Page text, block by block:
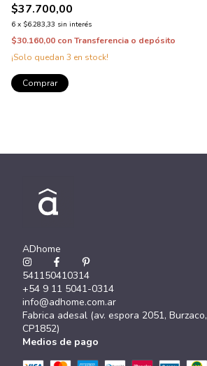
$37.700,00
6 x $6.283,33 sin interés
$30.160,00 conTransferencia o depósito
¡Solo quedan 3 en stock!
Comprar
ADhome
541150410314
+54 9 11 5041-0314
info@adhome.com.ar
Fabrica adesal (av. espora 2051, Burzaco,
CP1852)
Medios de pago